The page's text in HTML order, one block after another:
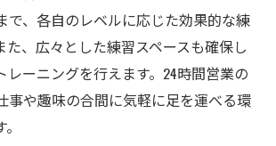
で、各自のレベルに応じた効果的な練
た、広々とした練習スペースも確保し
レーニングを行えます。24時間営業の
事や趣味の合間に気軽に足を運べる環